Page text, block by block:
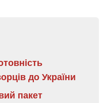
до України
пакет